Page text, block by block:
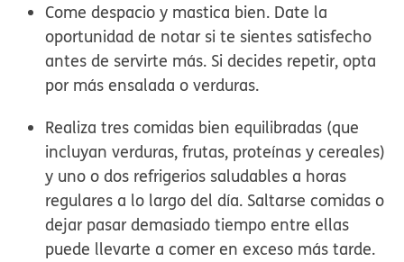
Come despacio y mastica bien. Date la
oportunidad de notar si te sientes satisfecho
antes de servirte más. Si decides repetir, opta
por más ensalada o verduras.
Realizatres comidas bien equilibradas (que
incluyan verduras, frutas, proteínas y cereales)
y uno o dos refrigerios saludables a horas
regulares a lo largo del día. Saltarse comidas o
dejar pasar demasiado tiempo entre ellas
puede llevarte a comer en exceso más tarde.